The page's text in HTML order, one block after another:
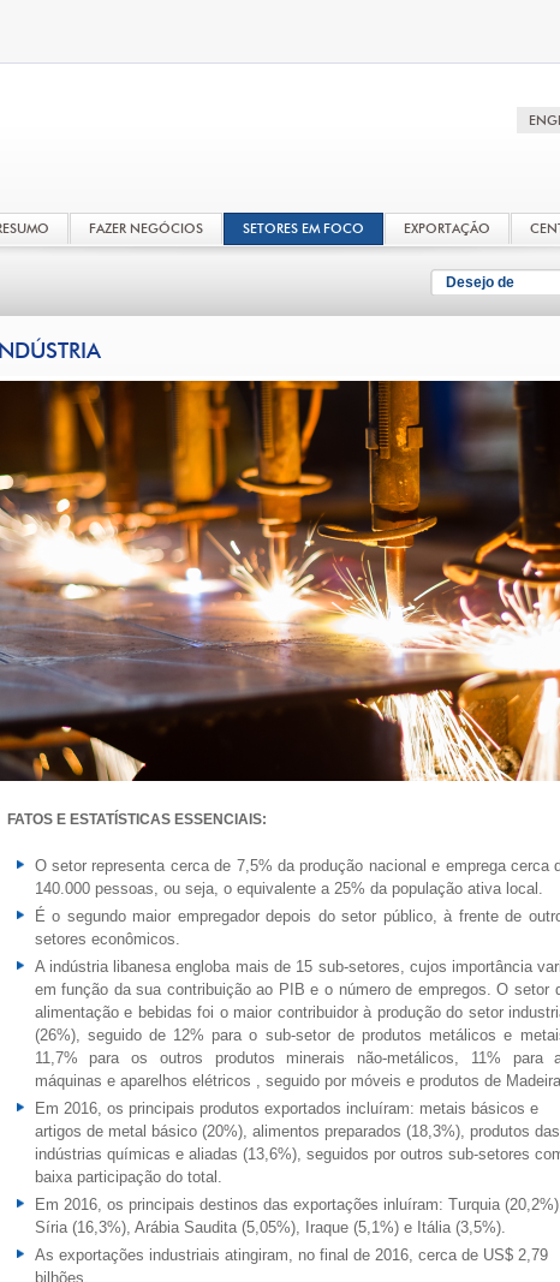
FAZER NEGÓCIOS SETORES EM FOCO EXPORTAÇÃO
Desejo de
INDÚSTRIA
FATOS E ESTATÍSTICAS ESSENCIAIS:
O setor representa cerca de 7,5% da produção nacional e emprega cerca
140.000 pessoas, ou seja, o equivalente a 25% da população ativa local.
É o segundo maior empregador depois do setor público, à frente de
setores econômicos.
A indústria libanesa engloba mais de 15 sub-setores, cujos importância
em função da sua contribuição ao PIB e o número de empregos. O setor
alimentação e bebidas foi o maior contribuidor à produção do setor
(26%), seguido de 12% para o sub-setor de produtos metálicos e
11,7% para os outros produtos minerais não-metálicos, 11% para
máquinas e aparelhos elétricos , seguido por móveis e produtos de
Em 2016, os principais produtos exportados incluíram: metais básicos e
artigos de metal básico (20%), alimentos preparados (18,3%), produtos das
indústrias químicas e aliadas (13,6%), seguidos por outros sub-setores
baixa participação do total.
Em 2016, os principais destinos das exportações inluíram: Turquia
Síria (16,3%), Arábia Saudita (5,05%), Iraque (5,1%) e Itália (3,5%).
As exportações industriais atingiram, no final de 2016, cerca de US$ 2,79
bilhões.